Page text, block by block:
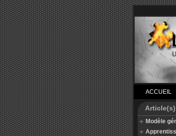
ACCUEIL
Article(s)
Modèle